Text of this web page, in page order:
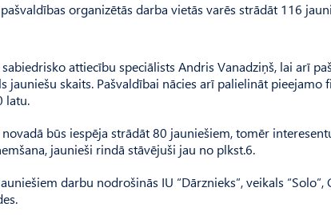
organizētās darba vietās varēs strādāt 116
attiecību speciālists Andris Vanadziņš, lai arī
jauniešu skaits. Pašvaldībai nācies arī palielināt
latu.
būs iespēja strādāt 80 jauniešiem, tomēr
jaunieši rindā stāvējuši jau no plkst.6.
darbu nodrošinās IU “Dārznieks”, veikals